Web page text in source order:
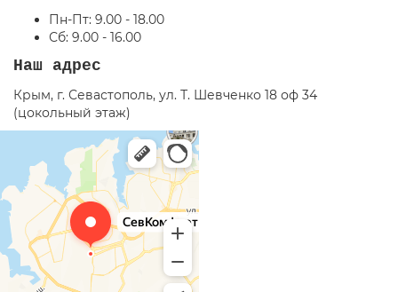
Пн-Пт: 9.00 - 18.00
Сб: 9.00 - 16.00
Наш адрес
Крым, г. Севастополь, ул. Т. Шевченко 18 оф 34
(цокольный этаж)